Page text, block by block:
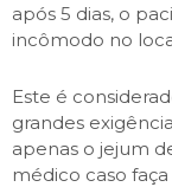
após 5 dias, o
incômodo no
Este é
grandes
apenas o jejum
médico caso